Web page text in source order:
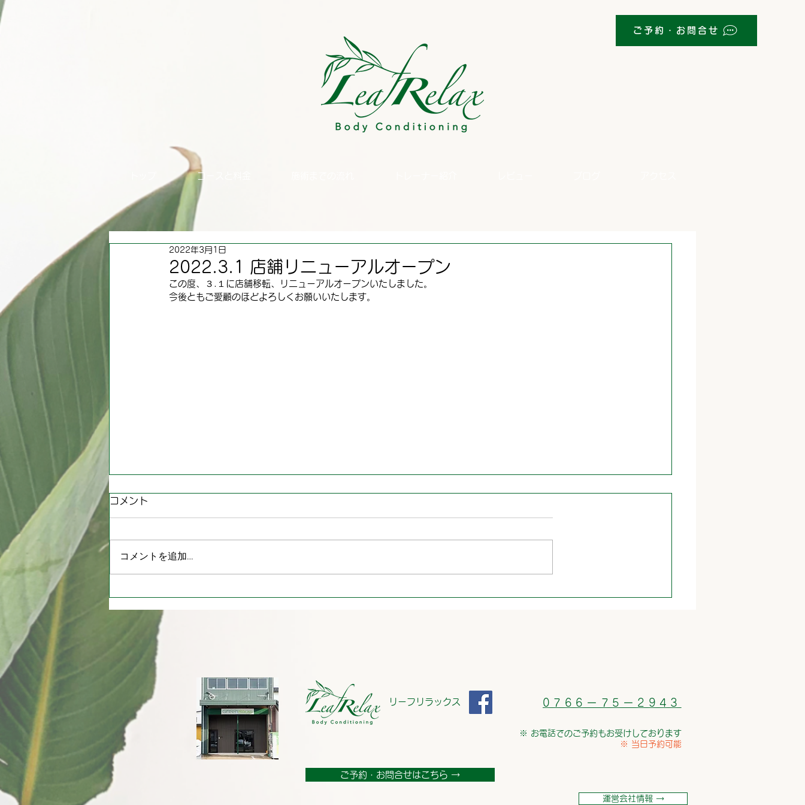
ご予約・お問合せ
コースと料金
2022.3.1 店舗リニューアルオープン
2022年3月1日
この度、３.１に店舗移転、リニューアルオープンいたしました。
今後ともご愛顧のほどよろしくお願いいたします。
コメント
コメントを追加…
リーフリラックス 0766ー75ー2943
※ お電話でのご予約もお受けしております
※ 当日予約可能
ご予約・お問合せはこちら →
運営会社情報 →